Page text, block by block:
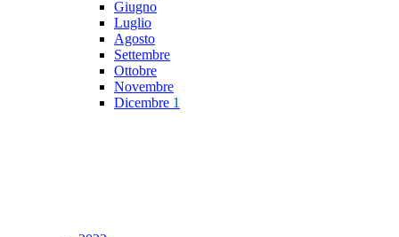
Giugno
Luglio
Agosto
Settembre
Ottobre
Novembre
Dicembre 1